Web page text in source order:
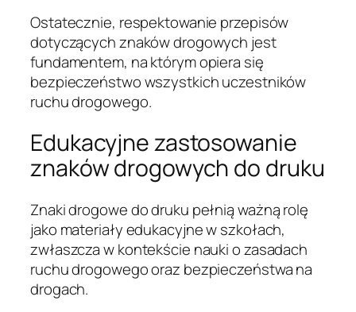
Ostatecznie, respektowanie przepisów
dotyczących znaków drogowych jest
fundamentem, na którym opiera się
bezpieczeństwo wszystkich uczestników
ruchu drogowego.
Edukacyjne zastosowanie
znaków drogowych do druku
Znaki drogowe do druku pełnią ważną rolę
jako materiały edukacyjne w szkołach,
zwłaszcza w kontekście nauki o zasadach
ruchu drogowego oraz bezpieczeństwa na
drogach.